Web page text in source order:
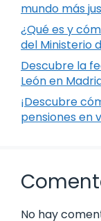
mundo más
¿Qué es y
del Ministerio
Descubre la
León en
¡Descubre
pensiones en
No hay